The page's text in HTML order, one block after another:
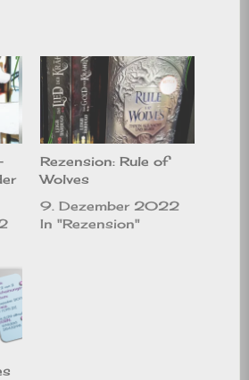
Rezension: Rule of
Wolves
9. Dezember 2022
In "Rezension"